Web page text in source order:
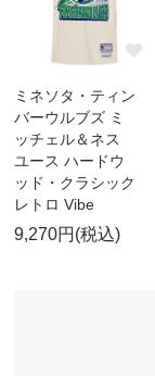
ミネソタ・ティン
バーウルブズ ミ
ッチェル＆ネス
ユース ハードウ
ッド・クラシック
レトロ Vibe
9,270円(税込)